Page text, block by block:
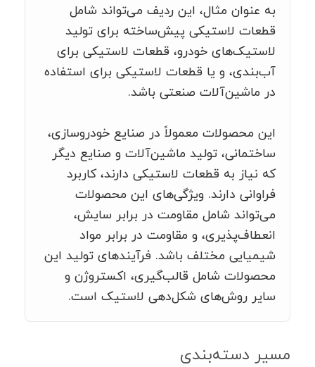
به عنوان مثال، این ردیف می‌تواند شامل
قطعات لاستیکی پیش‌ساخته برای تولید
لاستیک‌های خودرو، قطعات لاستیکی برای
آب‌بندی، و یا قطعات لاستیکی برای استفاده
در ماشین‌آلات صنعتی باشد.
این محصولات معمولاً در صنایع خودروسازی،
ساختمانی، تولید ماشین‌آلات و صنایع دیگر
که نیاز به قطعات لاستیکی دارند، کاربرد
فراوانی دارند. ویژگی‌های این محصولات
می‌تواند شامل مقاومت در برابر سایش،
انعطاف‌پذیری، و مقاومت در برابر مواد
شیمیایی مختلف باشد. فرآیندهای تولید این
محصولات شامل قالب‌گیری، اکستروژن و
سایر روش‌های شکل‌دهی لاستیک است.
مسیر دسته‌بندی